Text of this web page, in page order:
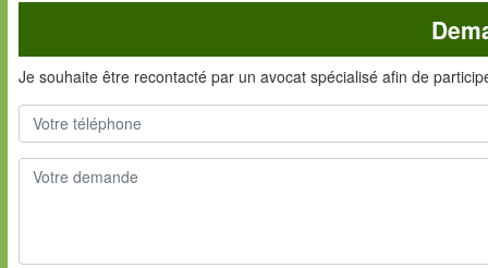
Je souhaite être recontacté par un avocat spécialisé afin de